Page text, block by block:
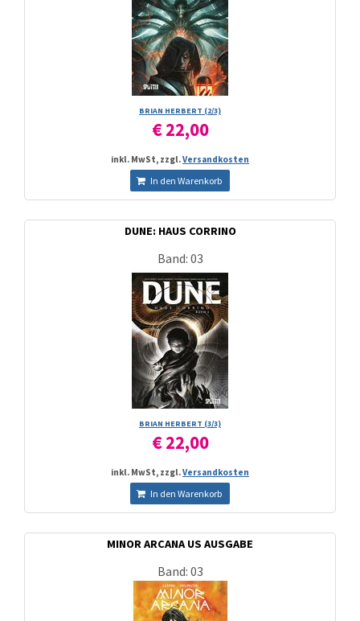
BRIAN HERBERT (2/­3)
€ 22,00
inkl. MwSt, zzgl.Versandkosten
In den Warenkorb
DUNE: HAUS CORRINO
Band: 03
BRIAN HERBERT (3/­3)
€ 22,00
inkl. MwSt, zzgl.Versandkosten
In den Warenkorb
MINOR ARCANA US AUSGABE
Band: 03